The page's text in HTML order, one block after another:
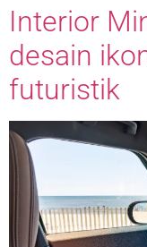
Interior
desain
futuristik